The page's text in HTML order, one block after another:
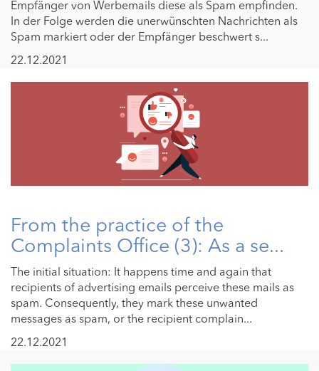
Empfänger von Werbemails diese als Spam empfinden.
In der Folge werden die unerwünschten Nachrichten als
Spam markiert oder der Empfänger beschwert s...
22.12.2021
From the practice of the
Complaints Office (3): As a se...
The initial situation: It happens time and again that
recipients of advertising emails perceive these mails as
spam. Consequently, they mark these unwanted
messages as spam, or the recipient complain...
22.12.2021